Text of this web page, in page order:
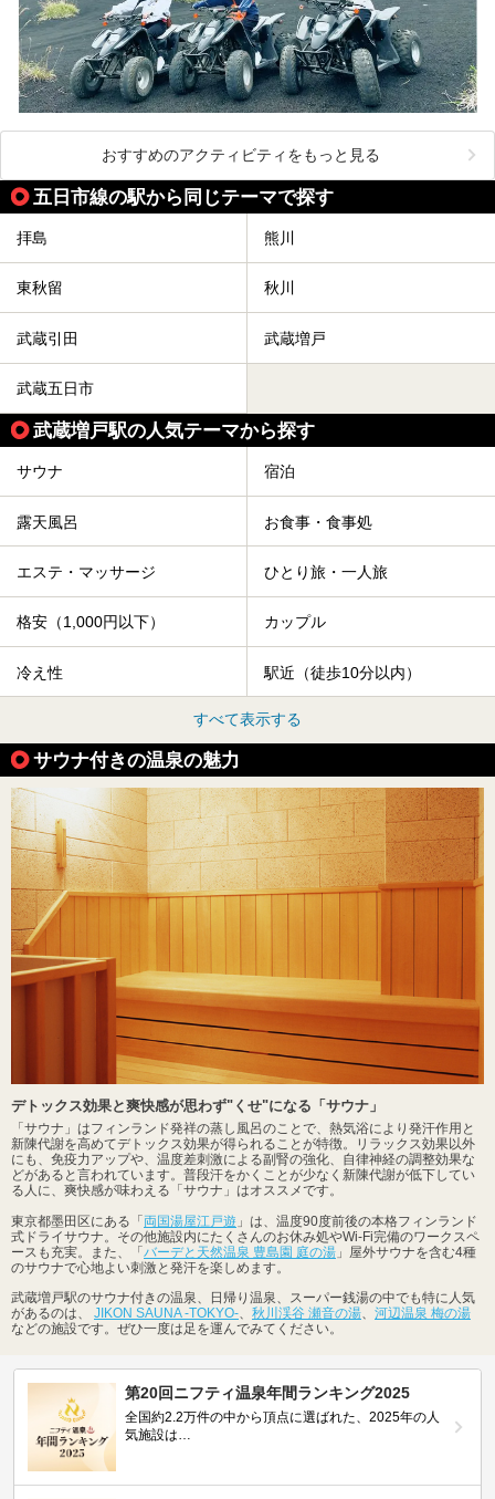
おすすめのアクティビティをもっと見る
五日市線の駅から同じテーマで探す
拝島 熊川
東秋留 秋川
武蔵引田 武蔵増戸
武蔵五日市
武蔵増戸駅の人気テーマから探す
サウナ 宿泊
露天風呂 お食事・食事処
エステ・マッサージ ひとり旅・一人旅
格安（1,000円以下） カップル
冷え性 駅近（徒歩10分以内）
すべて表示する
サウナ付きの温泉の魅力
デトックス効果と爽快感が思わず"くせ"になる「サウナ」
「サウナ」はフィンランド発祥の蒸し風呂のことで、熱気浴により発汗作用と
新陳代謝を高めてデトックス効果が得られることが特徴。リラックス効果以外
にも、免疫力アップや、温度差刺激による副腎の強化、自律神経の調整効果な
どがあると言われています。普段汗をかくことが少なく新陳代謝が低下してい
る人に、爽快感が味わえる「サウナ」はオススメです。
東京都墨田区にある「両国湯屋江戸遊 」は、温度90度前後の本格フィンランド
式ドライサウナ。その他施設内にたくさんのお休み処やWi-Fi完備のワークスペ
ースも充実。また、「バーデと天然温泉 豊島園 庭の湯 」屋外サウナを含む4種
のサウナで心地よい刺激と発汗を楽しめます。
武蔵増戸駅のサウナ付きの温泉、日帰り温泉、スーパー銭湯の中でも特に人気
があるのは、 JIKON SAUNA -TOKYO-、 秋川渓谷 瀬音の湯、 河辺温泉 梅の湯
などの施設です。ぜひ一度は足を運んでみてください。
第20回ニフティ温泉年間ランキング2025
全国約2.2万件の中から頂点に選ばれた、2025年の人
気施設は…